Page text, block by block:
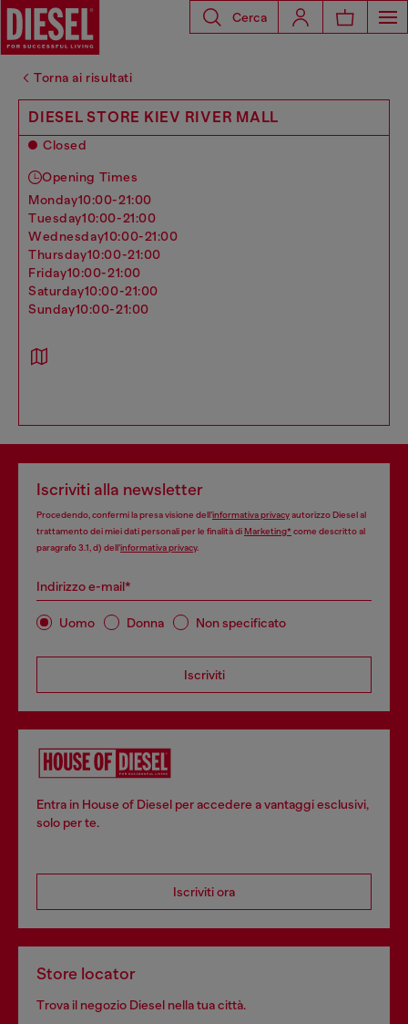
Cerca
Torna ai risultati
DIESEL STORE KIEV RIVER MALL
Closed
Opening Times
monday10:00-21:00
tuesday10:00-21:00
wednesday10:00-21:00
thursday10:00-21:00
friday10:00-21:00
saturday10:00-21:00
sunday10:00-21:00
Iscriviti alla newsletter
Procedendo, confermi la presa visione dell’informativa privacyautorizzo Diesel al
trattamento dei miei dati personali per le finalità diMarketing*come descritto al
paragrafo 3.1, d) dell’informativa privacy.
Indirizzo e-mail*
Uomo Donna Non specificato
Iscriviti
Entra in House of Diesel per accedere a vantaggi esclusivi,
solo per te.
Iscriviti ora
Store locator
Trova il negozio Diesel nella tua città.